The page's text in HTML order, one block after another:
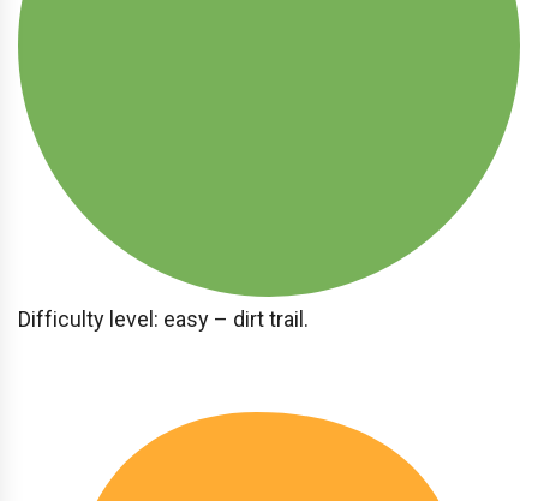
Difficulty level: easy – dirt trail.